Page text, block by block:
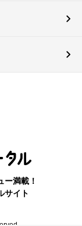
ー満載！
サイト